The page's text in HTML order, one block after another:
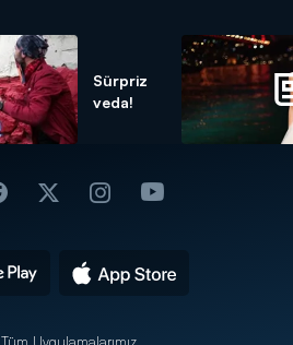
Sürpriz
veda!
Tüm Uygulamalarımız